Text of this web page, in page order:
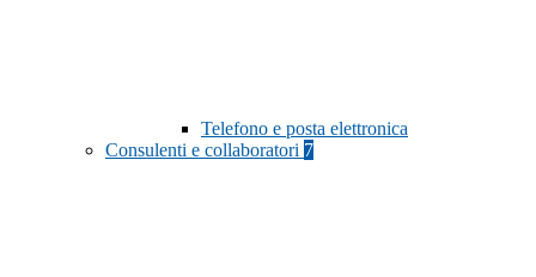
Telefono e posta elettronica
Consulenti e collaboratori 7